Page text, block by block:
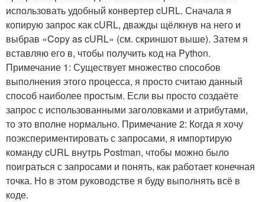
использовать удобный конвертер cURL. Сначала я
копирую запрос как cURL, дважды щёлкнув на него и
выбрав «Copy as cURL» (см. скриншот выше). Затем я
вставляю его в, чтобы получить код на Python.
Примечание 1: Существует множество способов
выполнения этого процесса, я просто считаю данный
способ наиболее простым. Если вы просто создаёте
запрос с использованными заголовками и атрибутами,
то это вполне нормально. Примечание 2: Когда я хочу
поэкспериментировать с запросами, я импортирую
команду cURL внутрь Postman, чтобы можно было
поиграться с запросами и понять, как работает конечная
точка. Но в этом руководстве я буду выполнять всё в
коде.